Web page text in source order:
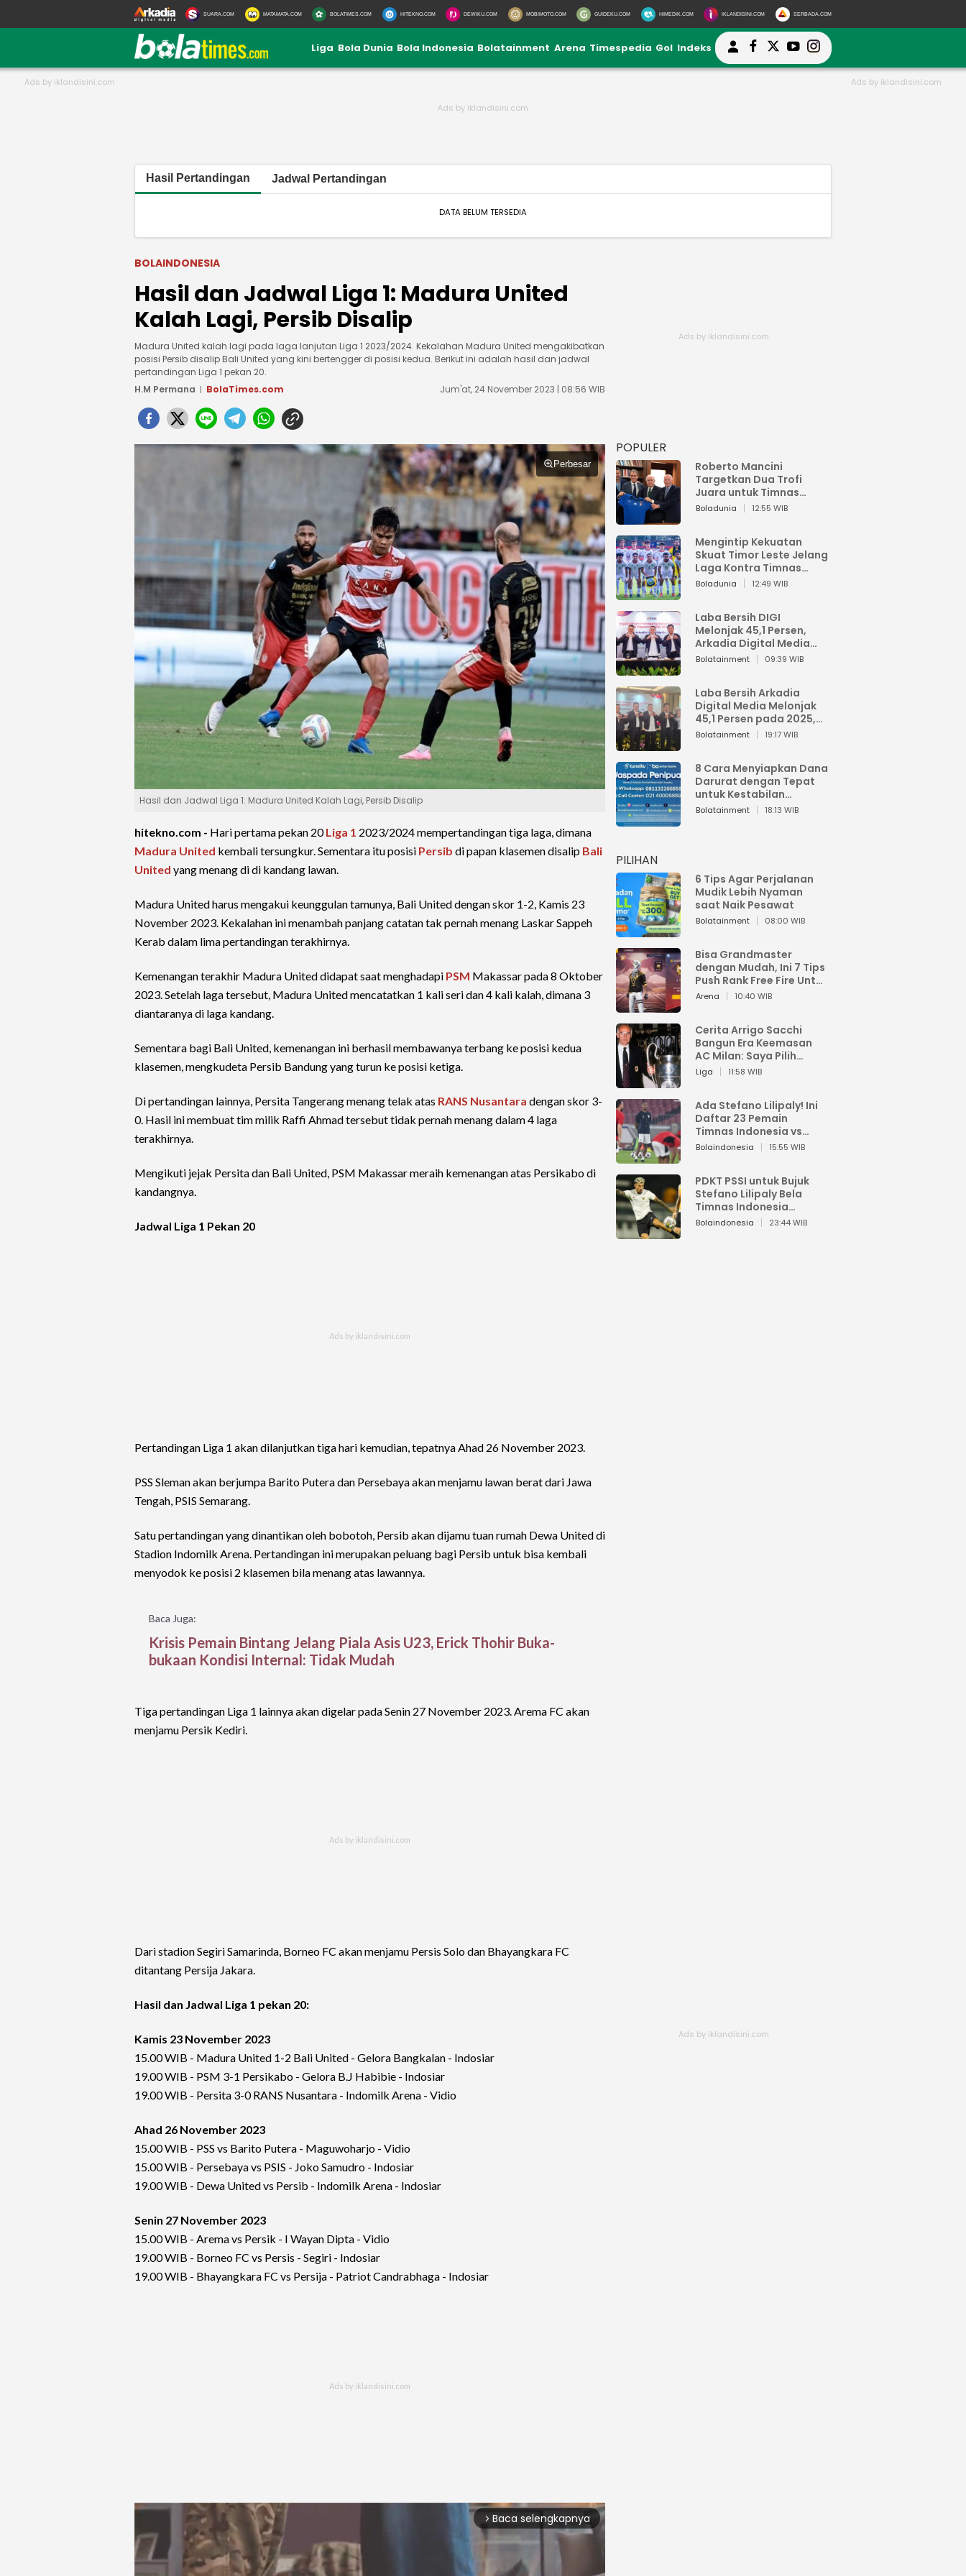
SUARA.COM MATAMATA.COM BOLATIMES.COM HITEKNO.COM DEWIKU.COM MOBIMOTO.COM GUIDEKU.COM HIMEDIK.COM IKLANDISINI.COM SERBADA.COM
Liga Bola Dunia Bola Indonesia Bolatainment Arena Timespedia Gol Indeks
Hasil Pertandingan Jadwal Pertandingan
DATA BELUM TERSEDIA
BOLAINDONESIA
Hasil dan Jadwal Liga 1: Madura United
Kalah Lagi, Persib Disalip
Madura United kalah lagi pada laga lanjutan Liga 1 2023/2024. Kekalahan Madura United mengakibatkan
posisi Persib disalip Bali United yang kini bertengger di posisi kedua. Berikut ini adalah hasil dan jadwal
pertandingan Liga 1 pekan 20.
H.M Permana
BolaTimes.com Jum'at, 24 November 2023 | 08:56 WIB
Perbesar
Hasil dan Jadwal Liga 1: Madura United Kalah Lagi, Persib Disalip
hitekno.com - Hari pertama pekan 20Liga 1 2023/2024 mempertandingan tiga laga, dimana
Madura United kembali tersungkur. Sementara itu posisi Persib di papan klasemen disalip Bali
United yang menang di di kandang lawan.
Madura United harus mengakui keunggulan tamunya, Bali United dengan skor 1-2, Kamis 23
November 2023. Kekalahan ini menambah panjang catatan tak pernah menang Laskar Sappeh
Kerab dalam lima pertandingan terakhirnya.
Kemenangan terakhir Madura United didapat saat menghadapi PSM Makassar pada 8 Oktober
2023. Setelah laga tersebut, Madura United mencatatkan 1 kali seri dan 4 kali kalah, dimana 3
diantaranya di laga kandang.
Sementara bagi Bali United, kemenangan ini berhasil membawanya terbang ke posisi kedua
klasemen, mengkudeta Persib Bandung yang turun ke posisi ketiga.
Di pertandingan lainnya, Persita Tangerang menang telak atas RANS Nusantara dengan skor 3-
0. Hasil ini membuat tim milik Raffi Ahmad tersebut tidak pernah menang dalam 4 laga
terakhirnya.
Mengikuti jejak Persita dan Bali United, PSM Makassar meraih kemenangan atas Persikabo di
kandangnya.
Jadwal Liga 1 Pekan 20
Pertandingan Liga 1 akan dilanjutkan tiga hari kemudian, tepatnya Ahad 26 November 2023.
PSS Sleman akan berjumpa Barito Putera dan Persebaya akan menjamu lawan berat dari Jawa
Tengah, PSIS Semarang.
Satu pertandingan yang dinantikan oleh bobotoh, Persib akan dijamu tuan rumah Dewa United di
Stadion Indomilk Arena. Pertandingan ini merupakan peluang bagi Persib untuk bisa kembali
menyodok ke posisi 2 klasemen bila menang atas lawannya.
Baca Juga:
Krisis Pemain Bintang Jelang Piala Asis U23, Erick Thohir Buka-
bukaan Kondisi Internal: Tidak Mudah
Tiga pertandingan Liga 1 lainnya akan digelar pada Senin 27 November 2023. Arema FC akan
menjamu Persik Kediri.
Dari stadion Segiri Samarinda, Borneo FC akan menjamu Persis Solo dan Bhayangkara FC
ditantang Persija Jakara.
Hasil dan Jadwal Liga 1 pekan 20:
Kamis 23 November 2023
15.00 WIB - Madura United 1-2 Bali United - Gelora Bangkalan - Indosiar
19.00 WIB - PSM 3-1 Persikabo - Gelora B.J Habibie - Indosiar
19.00 WIB - Persita 3-0 RANS Nusantara - Indomilk Arena - Vidio
Ahad 26 November 2023
15.00 WIB - PSS vs Barito Putera - Maguwoharjo - Vidio
15.00 WIB - Persebaya vs PSIS - Joko Samudro - Indosiar
19.00 WIB - Dewa United vs Persib - Indomilk Arena - Indosiar
Senin 27 November 2023
15.00 WIB - Arema vs Persik - I Wayan Dipta - Vidio
19.00 WIB - Borneo FC vs Persis - Segiri - Indosiar
19.00 WIB - Bhayangkara FC vs Persija - Patriot Candrabhaga - Indosiar
arrow_forward_ios Baca selengkapnya
POPULER
Roberto Mancini
Targetkan Dua Trofi
Juara untuk Timnas
Italia
Boladunia 12:55 WIB
Mengintip Kekuatan
Skuat Timor Leste Jelang
Laga Kontra Timnas
Indonesia di Piala AFF
Boladunia 12:49 WIB
Laba Bersih DIGI
Melonjak 45,1 Persen,
Arkadia Digital Media
Perkuat Bisnis AI dan
Bolatainment 09:39 WIB
Laba Bersih Arkadia
Digital Media Melonjak
45,1 Persen pada 2025,
Sentuh Rp1,76 Miliar
Bolatainment 19:17 WIB
8 Cara Menyiapkan Dana
Darurat dengan Tepat
untuk Kestabilan
Keuangan
Bolatainment 18:13 WIB
PILIHAN
6 Tips Agar Perjalanan
Mudik Lebih Nyaman
saat Naik Pesawat
Bolatainment 08:00 WIB
Bisa Grandmaster
dengan Mudah, Ini 7 Tips
Push Rank Free Fire Untuk
Pemula
Arena 10:40 WIB
Cerita Arrigo Sacchi
Bangun Era Keemasan
AC Milan: Saya Pilih
Pemain dari Isi Otaknya
Liga 11:58 WIB
Ada Stefano Lilipaly! Ini
Daftar 23 Pemain
Timnas Indonesia vs
China
Bolaindonesia 15:55 WIB
PDKT PSSI untuk Bujuk
Stefano Lilipaly Bela
Timnas Indonesia
Berakhir Berantakan
Bolaindonesia 23:44 WIB